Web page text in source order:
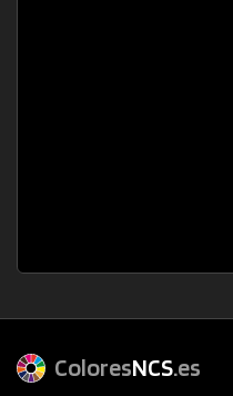
ColoresNCS.es